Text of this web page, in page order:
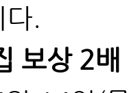
다.
보상 2